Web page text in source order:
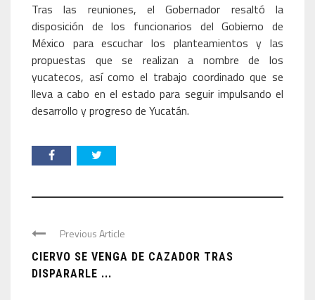
Tras las reuniones, el Gobernador resaltó la
disposición de los funcionarios del Gobierno de
México para escuchar los planteamientos y las
propuestas que se realizan a nombre de los
yucatecos, así como el trabajo coordinado que se
lleva a cabo en el estado para seguir impulsando el
desarrollo y progreso de Yucatán.
Previous Article
CIERVO SE VENGA DE CAZADOR TRAS
DISPARARLE ...